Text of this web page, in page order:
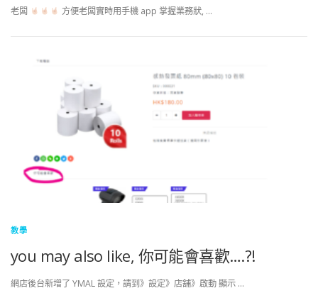
老闆 方便老闆實時用手機 app 掌握業務狀, …
教學
you may also like, 你可能會喜歡….?!
網店後台新增了 YMAL 設定，請到》設定》店舖》啟動 顯示 …